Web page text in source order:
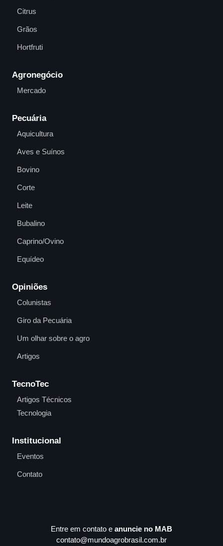
Citrus
Grãos
Hortfruti
Agronegócio
Mercado
Pecuária
Aquicultura
Aves e Suínos
Bovino
Corte
Leite
Bubalino
Caprino/Ovino
Equídeo
Opiniões
Colunistas
Giro da Pecuária
Um olhar sobre o agro
Artigos
TecnoTec
Artigos Técnicos
Tecnologia
Institucional
Eventos
Contato
Entre em contato e anuncie no MAB
contato@mundoagrobrasil.com.br